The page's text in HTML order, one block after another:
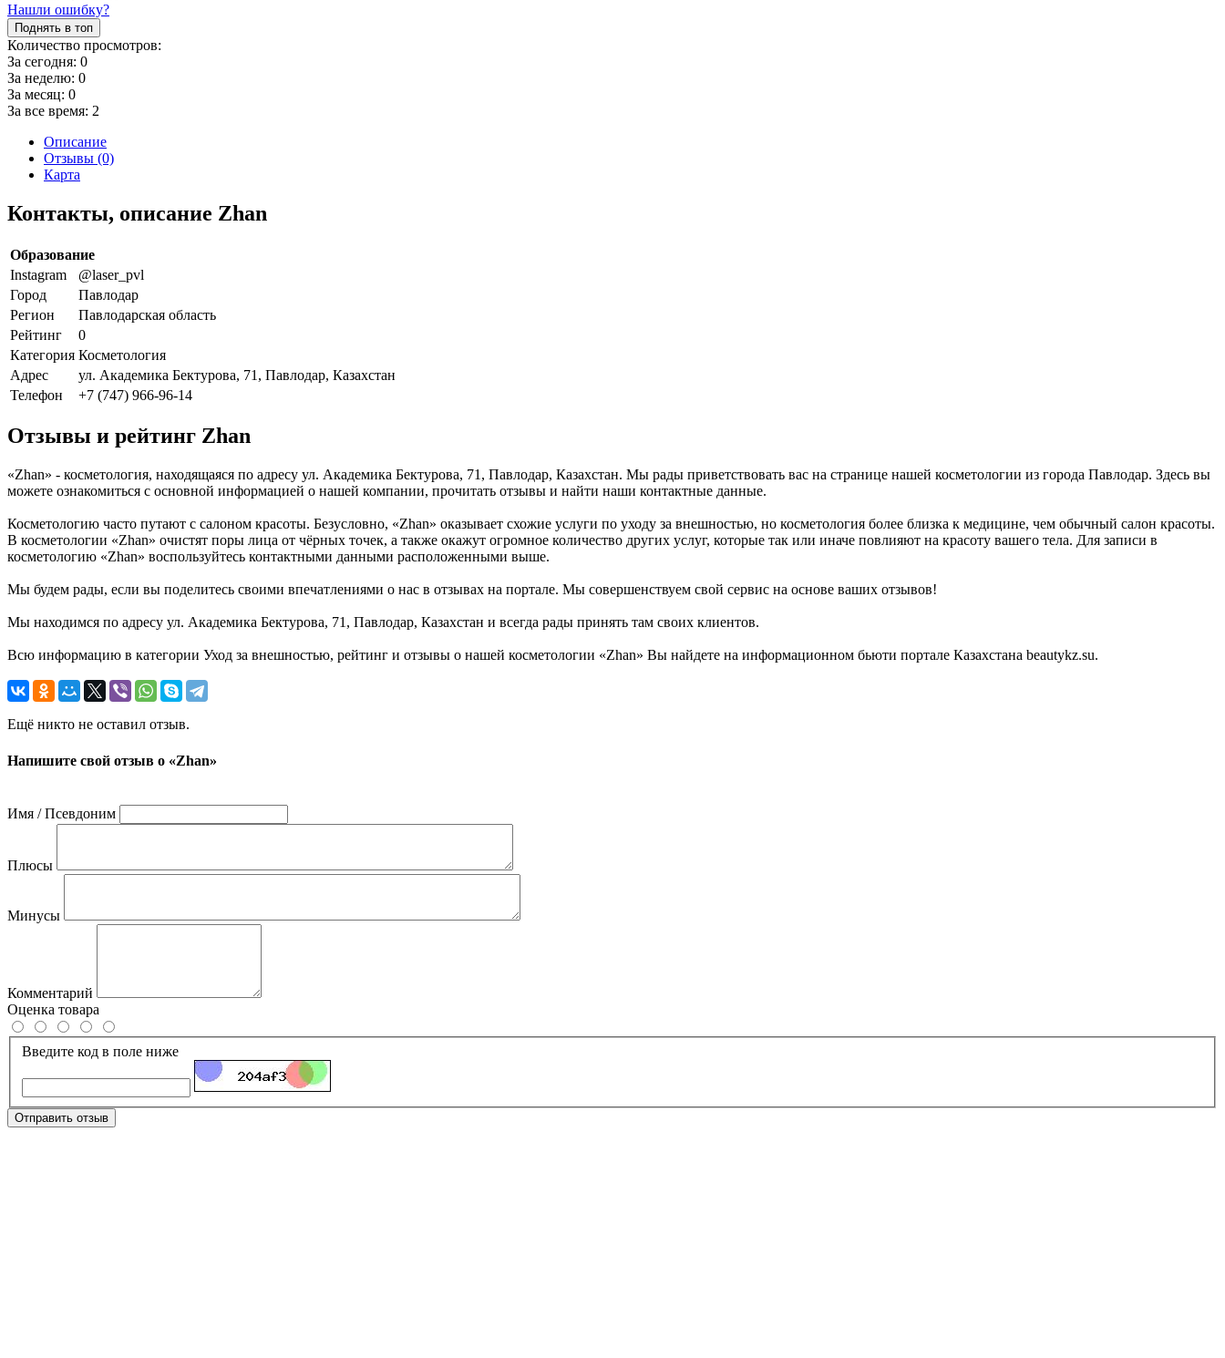
Нашли ошибку?
Поднять в топ
Количество просмотров:
За сегодня: 0
За неделю: 0
За месяц: 0
За все время: 2
Описание
Отзывы (0)
Карта
Контакты, описание Zhan
Образование
Instagram
@laser_pvl
Город
Павлодар
Регион
Павлодарская область
Рейтинг
0
Категория Косметология
Адрес
ул. Академика Бектурова, 71, Павлодар, Казахстан
Телефон
+7 (747) 966-96-14
Отзывы и рейтинг Zhan
«Zhan» - косметология, находящаяся по адресу ул. Академика Бектурова, 71, Павлодар, Казахстан. Мы рады приветствовать вас на странице нашей косметологии из города Павлодар. Здесь вы
можете ознакомиться с основной информацией о нашей компании, прочитать отзывы и найти наши контактные данные.
Косметологию часто путают с салоном красоты. Безусловно, «Zhan» оказывает схожие услуги по уходу за внешностью, но косметология более близка к медицине, чем обычный салон красоты.
В косметологии «Zhan» очистят поры лица от чёрных точек, а также окажут огромное количество других услуг, которые так или иначе повлияют на красоту вашего тела. Для записи в
косметологию «Zhan» воспользуйтесь контактными данными расположенными выше.
Мы будем рады, если вы поделитесь своими впечатлениями о нас в отзывах на портале. Мы совершенствуем свой сервис на основе ваших отзывов!
Мы находимся по адресу ул. Академика Бектурова, 71, Павлодар, Казахстан и всегда рады принять там своих клиентов.
Всю информацию в категории Уход за внешностью, рейтинг и отзывы о нашей косметологии «Zhan» Вы найдете на информационном бьюти портале Казахстана beautykz.su.
Ещё никто не оставил отзыв.
Напишите свой отзыв о «Zhan»
Имя / Псевдоним
Плюсы
Минусы
Комментарий
Оценка товара
Введите код в поле ниже
Отправить отзыв